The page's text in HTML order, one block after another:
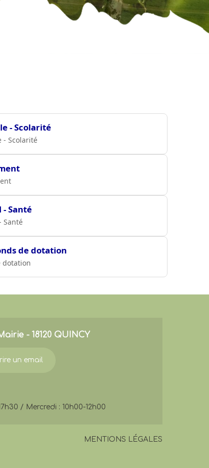
- Scolarité
- Scolarité
- Santé
Santé
de dotation
dotation
- 18120 QUINCY
un email
/ Mercredi : 10h00-12h00
MENTIONS LÉGALES